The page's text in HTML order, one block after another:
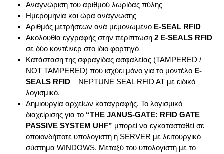
Αναγνώριση του αριθμού λωρίδας πύλης
Ημερομηνία και ώρα ανάγνωσης
Αριθμός μετρήσεων ανά μεμονωμένο E-SEAL RFID
Ακολουθία εγγραφής στην περίπτωση2 E-SEALS RFID
σε δύο κοντέινερ στο ίδιο φορτηγό
Κατάσταση της σφραγίδας ασφαλείας (TAMPERED /
NOΤ TAMPERED) που ισχύει μόνο για το μοντέλο E-
SEALS RFID – NEPTUNE SEAL RFID AT με ειδικό
λογισμικό.
Δημιουργία αρχείων καταγραφής. Το λογισμικό
διαχείρισης για το “THE JANUS-GATE: RFID GATE
PASSIVE SYSTEM UHF” μπορεί να εγκατασταθεί σε
οποιονδήποτε υπολογιστή ή SERVER με λειτουργικό
σύστημα WINDOWS. Μεταξύ του υπολογιστή με το